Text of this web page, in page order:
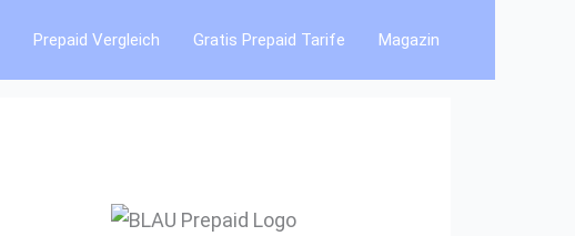
Prepaid Vergleich Gratis Prepaid Tarife Magazin